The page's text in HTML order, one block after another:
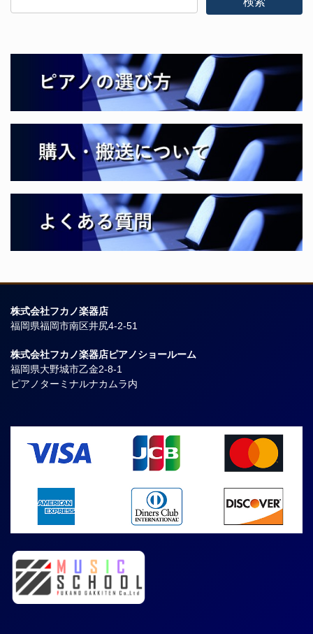
株式会社フカノ楽器店
福岡県福岡市南区井尻4-2-51
株式会社フカノ楽器店ピアノショールーム
福岡県大野城市乙金2-8-1
ピアノターミナルナカムラ内